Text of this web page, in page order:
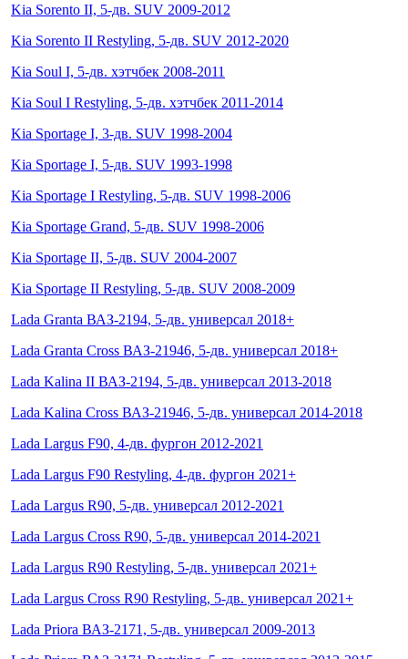
Kia Sorento II, 5-дв. SUV 2009-2012
Kia Sorento II Restyling, 5-дв. SUV 2012-2020
Kia Soul I, 5-дв. хэтчбек 2008-2011
Kia Soul I Restyling, 5-дв. хэтчбек 2011-2014
Kia Sportage I, 3-дв. SUV 1998-2004
Kia Sportage I, 5-дв. SUV 1993-1998
Kia Sportage I Restyling, 5-дв. SUV 1998-2006
Kia Sportage Grand, 5-дв. SUV 1998-2006
Kia Sportage II, 5-дв. SUV 2004-2007
Kia Sportage II Restyling, 5-дв. SUV 2008-2009
Lada Granta ВАЗ-2194, 5-дв. универсал 2018+
Lada Granta Cross ВАЗ-21946, 5-дв. универсал 2018+
Lada Kalina II ВАЗ-2194, 5-дв. универсал 2013-2018
Lada Kalina Cross ВАЗ-21946, 5-дв. универсал 2014-2018
Lada Largus F90, 4-дв. фургон 2012-2021
Lada Largus F90 Restyling, 4-дв. фургон 2021+
Lada Largus R90, 5-дв. универсал 2012-2021
Lada Largus Cross R90, 5-дв. универсал 2014-2021
Lada Largus R90 Restyling, 5-дв. универсал 2021+
Lada Largus Cross R90 Restyling, 5-дв. универсал 2021+
Lada Priora ВАЗ-2171, 5-дв. универсал 2009-2013